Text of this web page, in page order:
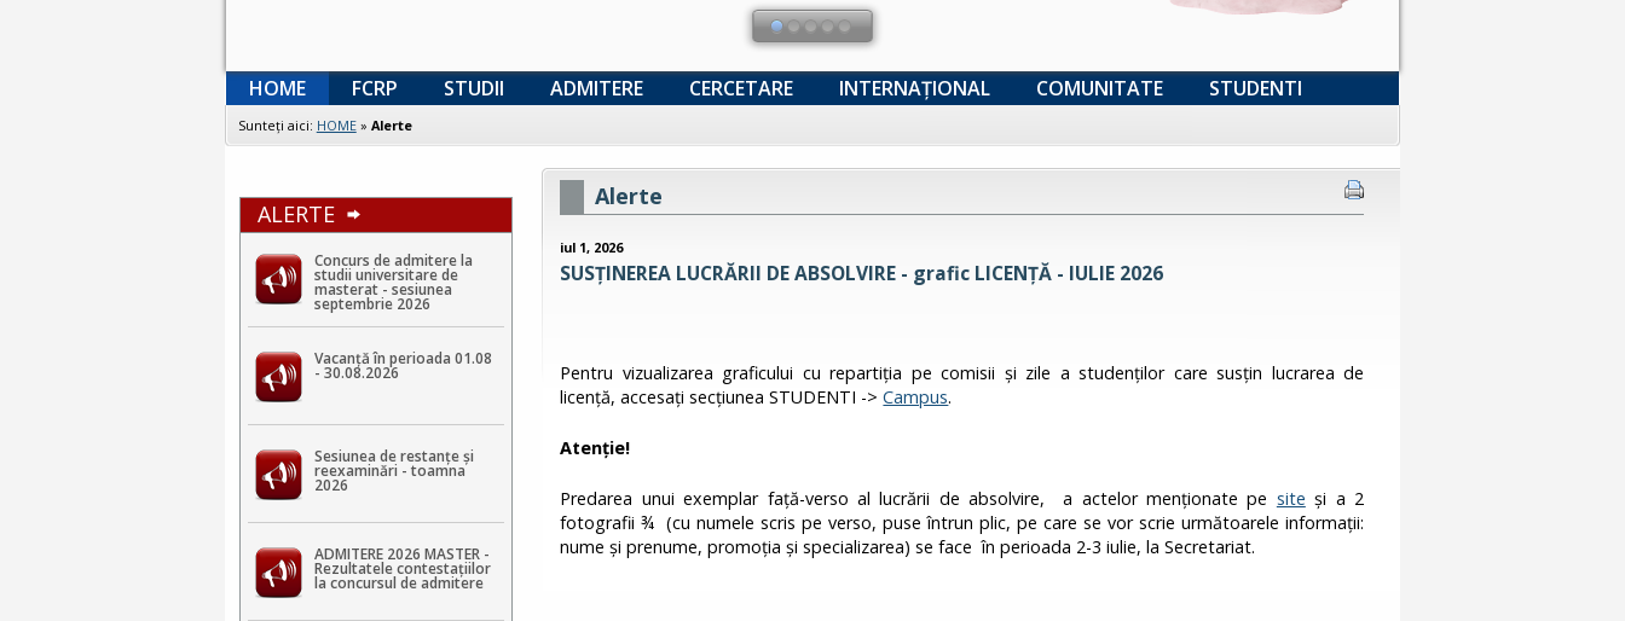
HOME FCRP STUDII ADMITERE CERCETARE INTERNAȚIONAL COMUNITATE STUDENTI
Sunteţi aici: HOME» Alerte
ALERTE
Concurs de admitere la
studii universitare de
masterat - sesiunea
septembrie 2026
Vacanță în perioada 01.08
- 30.08.2026
Sesiunea de restanțe și
reexaminări - toamna
2026
ADMITERE 2026 MASTER -
Rezultatele contestaţiilor
la concursul de admitere
Alerte
iul 1, 2026
SUSȚINEREA LUCRĂRII DE ABSOLVIRE - grafic LICENȚĂ - IULIE 2026
Pentru vizualizarea graficului cu repartiţia pe comisii şi zile a studenţilor care susţin lucrarea de
licență, accesați secțiunea STUDENTI ->Campus.
Atenţie!
Predarea unui exemplar faţă-verso al lucrării de absolvire, a actelor menţionate pe site și a 2
fotografii ¾ (cu numele scris pe verso, puse întrun plic, pe care se vor scrie următoarele informaţii:
nume şi prenume, promoţia şi specializarea) se face în perioada 2-3 iulie, la Secretariat.